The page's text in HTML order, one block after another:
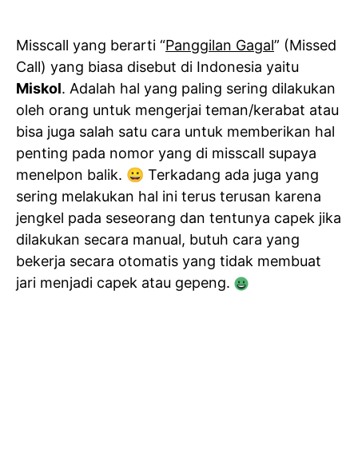
Misscall yang berarti “Panggilan Gagal” (Missed
Call) yang biasa disebut di Indonesia yaitu
Miskol. Adalah hal yang paling sering dilakukan
oleh orang untuk mengerjai teman/kerabat atau
bisa juga salah satu cara untuk memberikan hal
penting pada nomor yang di misscall supaya
menelpon balik. 😀 Terkadang ada juga yang
sering melakukan hal ini terus terusan karena
jengkel pada seseorang dan tentunya capek jika
dilakukan secara manual, butuh cara yang
bekerja secara otomatis yang tidak membuat
jari menjadi capek atau gepeng.